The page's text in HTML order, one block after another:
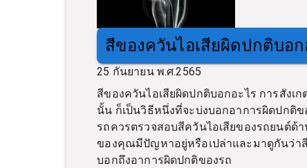
สีของควันไอเสียผิดปกติบอก
25 กันยายน พ.ศ.2565
สีของควันไอเสียผิดปกติบอกอะไร การสังเ
นั้น ก็เป็นวิธีหนึ่งที่จะบ่งบอกอาการผิดปกติ
รถควรตรวจสอบสีควันไอเสียของรถยนต์ด้
ของคุณมีปัญหาอยู่หรือเปล่าและมาดูกันว่า
บอกถึงอาการผิดปกติของรถ